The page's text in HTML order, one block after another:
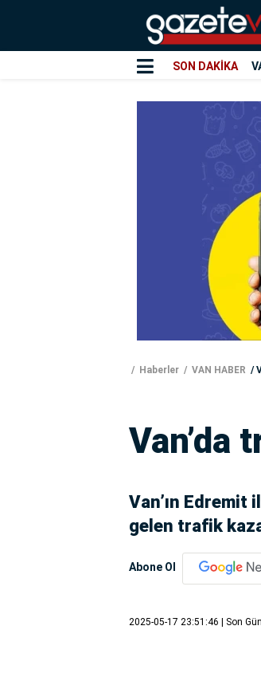
SON DAKİKA
Haberler VAN HABER
Van’da
Van’ın
gelen trafik
Abone Ol
2025-05-17 23:51:46 | Son